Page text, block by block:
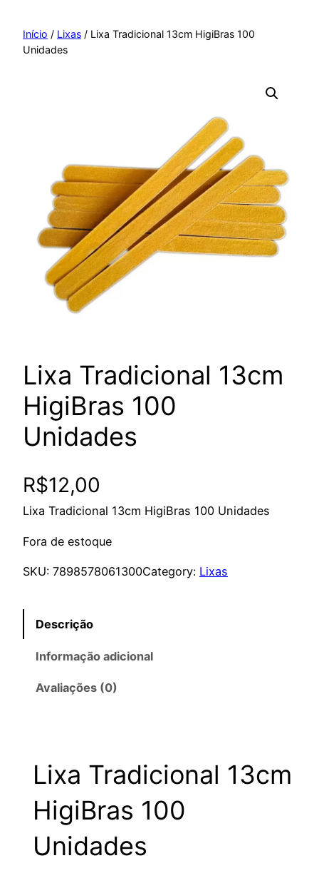
paraInício / Lixas / Lixa Tradicional 13cm HigiBras 100
Unidades
Lixa Tradicional 13cm
HigiBras 100
Unidades
R$12,00
Lixa Tradicional 13cm HigiBras 100 Unidades
Fora de estoque
SKU: 7898578061300Category: Lixas
Descrição
Informação adicional
Avaliações (0)
Lixa Tradicional 13cm
HigiBras 100
Unidades